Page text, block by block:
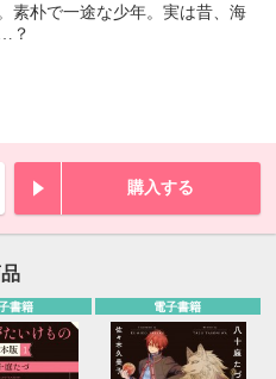
素朴で一途な少年。実は昔、海
？
購入する
書籍 電子書籍